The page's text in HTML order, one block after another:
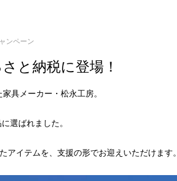
ンペーン
と納税に登場！
具メーカー・松永工房。
選ばれました。
アイテムを、支援の形でお迎えいただけます。